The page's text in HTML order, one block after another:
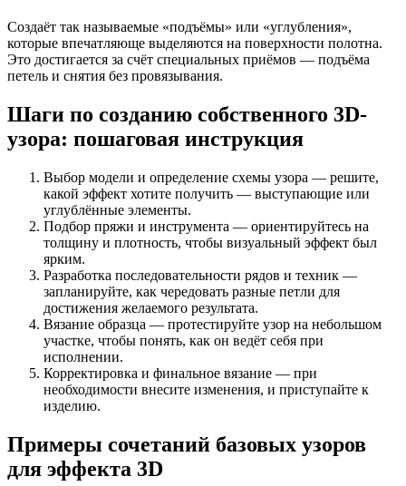
Создаёт так называемые «подъёмы» или «углубления»,
которые впечатляюще выделяются на поверхности полотна.
Это достигается за счёт специальных приёмов — подъёма
петель и снятия без провязывания.
Шаги по созданию собственного 3D-
узора: пошаговая инструкция
Выбор модели и определение схемы узора — решите,
какой эффект хотите получить — выступающие или
углублённые элементы.
Подбор пряжи и инструмента — ориентируйтесь на
толщину и плотность, чтобы визуальный эффект был
ярким.
Разработка последовательности рядов и техник —
запланируйте, как чередовать разные петли для
достижения желаемого результата.
Вязание образца — протестируйте узор на небольшом
участке, чтобы понять, как он ведёт себя при
исполнении.
Корректировка и финальное вязание — при
необходимости внесите изменения, и приступайте к
изделию.
Примеры сочетаний базовых узоров
для эффекта 3D